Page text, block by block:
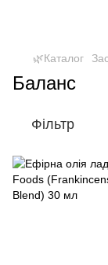
🌿Каталог
Баланс
Фільтр